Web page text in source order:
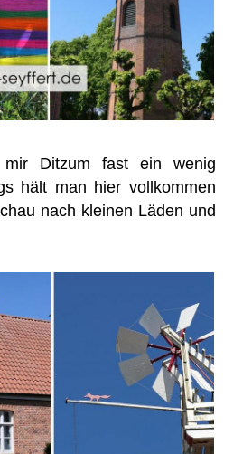
mir Ditzum fast ein wenig
hält man hier vollkommen
nach kleinen Läden und